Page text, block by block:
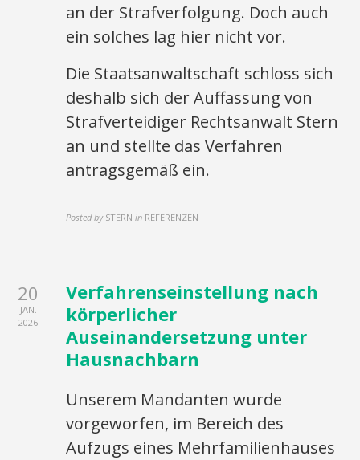
an der Strafverfolgung. Doch auch
ein solches lag hier nicht vor.
Die Staatsanwaltschaft schloss sich
deshalb sich der Auffassung von
Strafverteidiger Rechtsanwalt Stern
an und stellte das Verfahren
antragsgemäß ein.
Posted by STERN in REFERENZEN
20
JAN.
2026
Verfahrenseinstellung nach
körperlicher
Auseinandersetzung unter
Hausnachbarn
Unserem Mandanten wurde
vorgeworfen, im Bereich des
Aufzugs eines Mehrfamilienhauses